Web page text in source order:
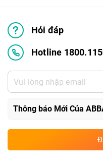
Hỏi đáp
Hotline